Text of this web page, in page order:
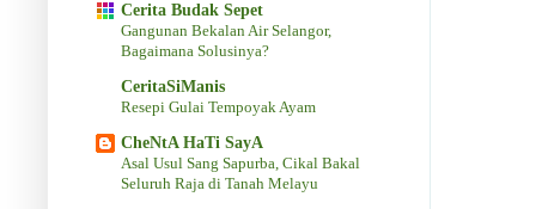
Cerita Budak Sepet
Gangunan Bekalan Air Selangor,
Bagaimana Solusinya?
CeritaSiManis
Resepi Gulai Tempoyak Ayam
CheNtA HaTi SayA
Asal Usul Sang Sapurba, Cikal Bakal
Seluruh Raja di Tanah Melayu